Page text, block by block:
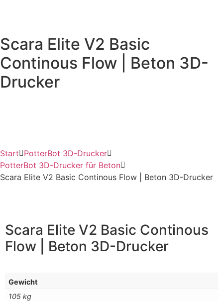
Scara Elite V2 Basic
Continous Flow | Beton 3D-
Drucker
Start PotterBot 3D-Drucker
PotterBot 3D-Drucker für Beton
Scara Elite V2 Basic Continous Flow | Beton 3D-Drucker
Scara Elite V2 Basic Continous
Flow | Beton 3D-Drucker
Gewicht
105 kg